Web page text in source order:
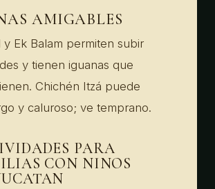
AMIGABLES
y Ek Balam permiten subir
y tienen iguanas que
Chichén Itzá puede
y caluroso; ve temprano.
PARA
CON NINOS